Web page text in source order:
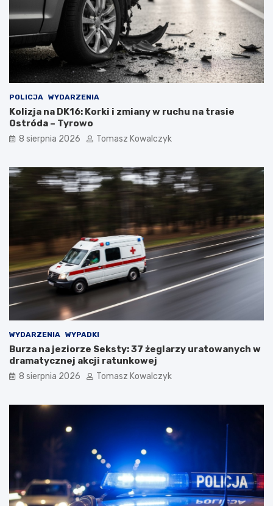
POLICJA WYDARZENIA
Kolizja na DK16: Korki i zmiany w ruchu na trasie
Ostróda – Tyrowo
8 sierpnia 2026 Tomasz Kowalczyk
WYDARZENIA WYPADKI
Burza na jeziorze Seksty: 37 żeglarzy uratowanych w
dramatycznej akcji ratunkowej
8 sierpnia 2026 Tomasz Kowalczyk